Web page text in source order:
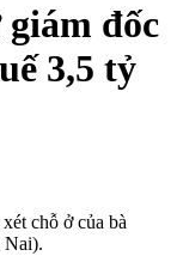
đốc
3,5 tỷ